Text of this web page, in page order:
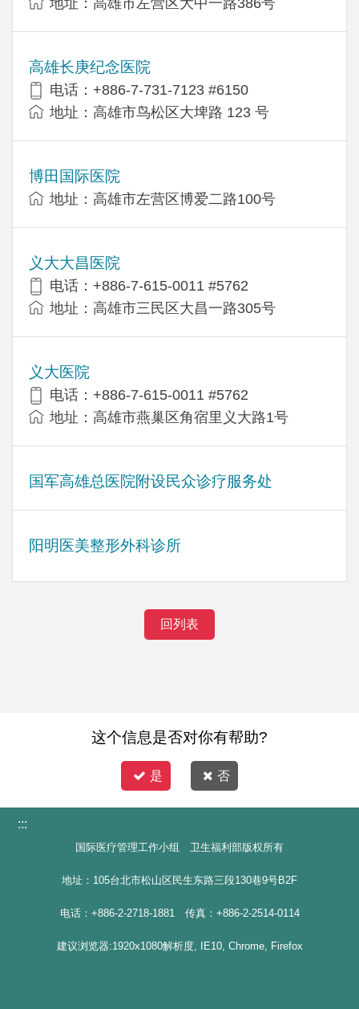
高雄长庚纪念医院
电话：+886-7-731-7123 #6150
地址：高雄市鸟松区大埤路 123 号
博田国际医院
地址：高雄市左营区博爱二路100号
义大大昌医院
电话：+886-7-615-0011 #5762
地址：高雄市三民区大昌一路305号
义大医院
电话：+886-7-615-0011 #5762
地址：高雄市燕巢区角宿里义大路1号
国军高雄总医院附设民众诊疗服务处
阳明医美整形外科诊所
回列表
这个信息是否对你有帮助?
是 否
:::
国际医疗管理工作小组 卫生福利部版权所有
地址：105台北市松山区民生东路三段130巷9号B2F
电话：+886-2-2718-1881 传真：+886-2-2514-0114
建议浏览器:1920x1080解析度, IE10, Chrome, Firefox